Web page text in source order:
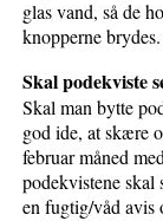
glas vand, så de
knopperne brydes.
Skal podekviste
Skal man bytte
god ide, at skære
februar måned
podekvistene skal
en fugtig/våd avis